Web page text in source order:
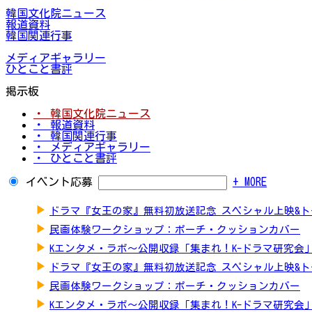
韓国文化院ニュース
報道資料
韓国関連行事
メディアギャラリー
ひとこと書評
掲示板
・ 韓国文化院ニュース
・ 報道資料
・ 韓国関連行事
・ メディアギャラリー
・ ひとこと書評
イベント応募 + MORE
▶ ドラマ『女王の家』無料初放送記念 スペシャル上映&
▶ 民画体験ワークショップ：ポーチ・クッションカバー
▶ Kエンタメ・ラボ～公開収録「集まれ！K-ドラマ研究会」
▶ ドラマ『女王の家』無料初放送記念 スペシャル上映&
▶ 民画体験ワークショップ：ポーチ・クッションカバー
▶ Kエンタメ・ラボ～公開収録「集まれ！K-ドラマ研究会」